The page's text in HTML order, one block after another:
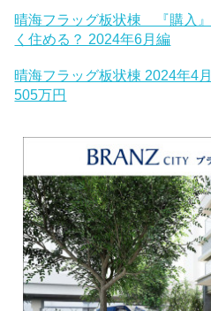
晴海フラッグ板状棟 『購入
く住める？ 2024年6月編
晴海フラッグ板状棟 2024年4
505万円